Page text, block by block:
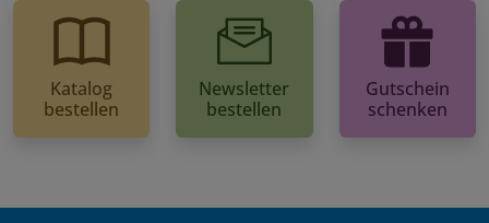
Katalog
bestellen
Newsletter
bestellen
Gutschein
schenken